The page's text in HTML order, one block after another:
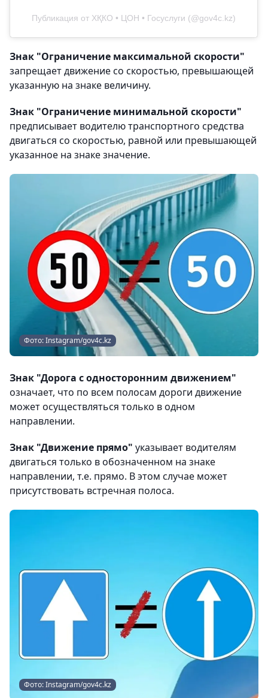
Публикация от ХҚКО • ЦОН • Госуслуги (@gov4c.kz)
Знак "Ограничение максимальной скорости"
запрещает движение со скоростью, превышающей
указанную на знаке величину.
Знак "Ограничение минимальной скорости"
предписывает водителю транспортного средства
двигаться со скоростью, равной или превышающей
указанное на знаке значение.
Фото: Instagram/gov4c.kz
Знак "Дорога с односторонним движением"
означает, что по всем полосам дороги движение
может осуществляться только в одном
направлении.
Знак "Движение прямо" указывает водителям
двигаться только в обозначенном на знаке
направлении, т.е. прямо. В этом случае может
присутствовать встречная полоса.
Фото: Instagram/gov4c.kz